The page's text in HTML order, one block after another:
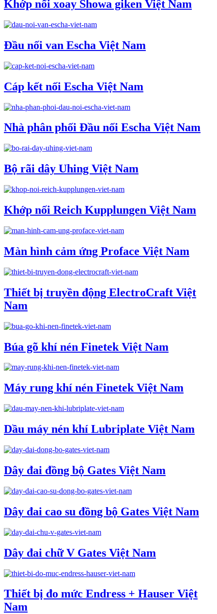
Khớp nối xoay Showa giken Việt Nam
Đầu nối van Escha Việt Nam
Cáp kết nối Escha Việt Nam
Nhà phân phối Đầu nối Escha Việt Nam
Bộ rãi dây Uhing Việt Nam
Khớp nối Reich Kupplungen Việt Nam
Màn hình cảm ứng Proface Việt Nam
Thiết bị truyền động ElectroCraft Việt
Nam
Búa gõ khí nén Finetek Việt Nam
Máy rung khí nén Finetek Việt Nam
Dầu máy nén khí Lubriplate Việt Nam
Dây đai đồng bộ Gates Việt Nam
Dây đai cao su đồng bộ Gates Việt Nam
Dây đai chữ V Gates Việt Nam
Thiết bị đo mức Endress + Hauser Việt
Nam